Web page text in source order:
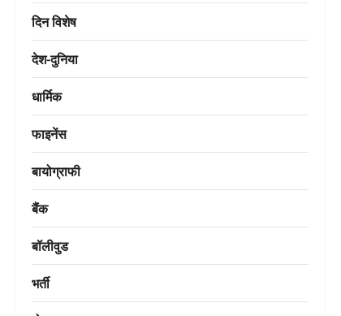
दिन विशेष
देश-दुनिया
धार्मिक
फाइनेंस
बायोग्राफी
बैंक
बॉलीवुड
भर्ती